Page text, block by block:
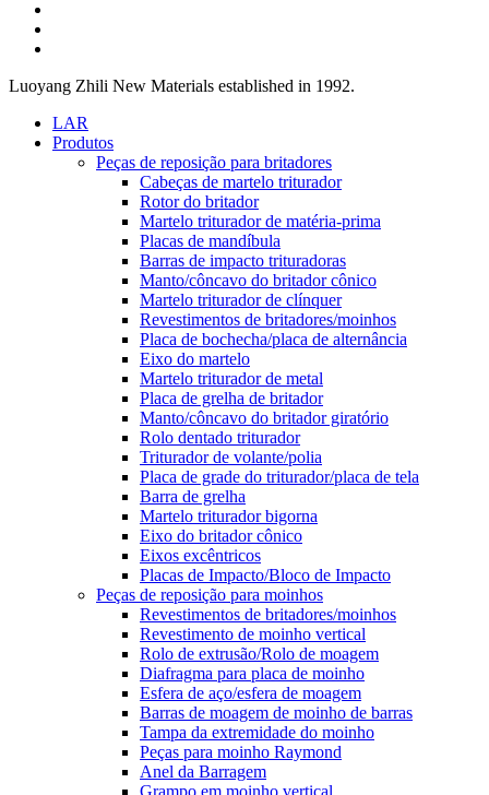
Luoyang Zhili New Materials established in 1992.
LAR
Produtos
Peças de reposição para britadores
Cabeças de martelo triturador
Rotor do britador
Martelo triturador de matéria-prima
Placas de mandíbula
Barras de impacto trituradoras
Manto/côncavo do britador cônico
Martelo triturador de clínquer
Revestimentos de britadores/moinhos
Placa de bochecha/placa de alternância
Eixo do martelo
Martelo triturador de metal
Placa de grelha de britador
Manto/côncavo do britador giratório
Rolo dentado triturador
Triturador de volante/polia
Placa de grade do triturador/placa de tela
Barra de grelha
Martelo triturador bigorna
Eixo do britador cônico
Eixos excêntricos
Placas de Impacto/Bloco de Impacto
Peças de reposição para moinhos
Revestimentos de britadores/moinhos
Revestimento de moinho vertical
Rolo de extrusão/Rolo de moagem
Diafragma para placa de moinho
Esfera de aço/esfera de moagem
Barras de moagem de moinho de barras
Tampa da extremidade do moinho
Peças para moinho Raymond
Anel da Barragem
Grampo em moinho vertical